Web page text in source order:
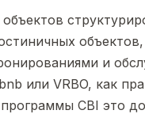
и
или VRBO, как
CBI это